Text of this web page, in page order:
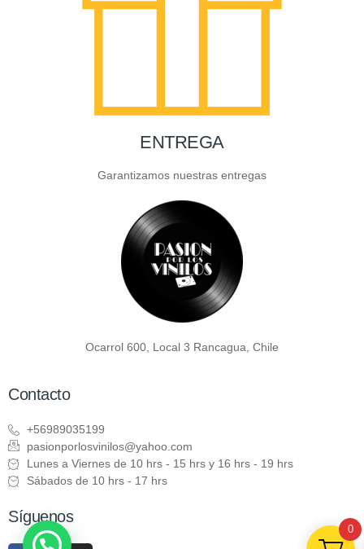
ENTREGA
Garantizamos nuestras entregas
Ocarrol 600, Local 3 Rancagua, Chile
Contacto
+56989035199
pasionporlosvinilos@yahoo.com
Lunes a Viernes de 10 hrs - 15 hrs y 16 hrs - 19 hrs
Sábados de 10 hrs - 17 hrs
Síguenos
0